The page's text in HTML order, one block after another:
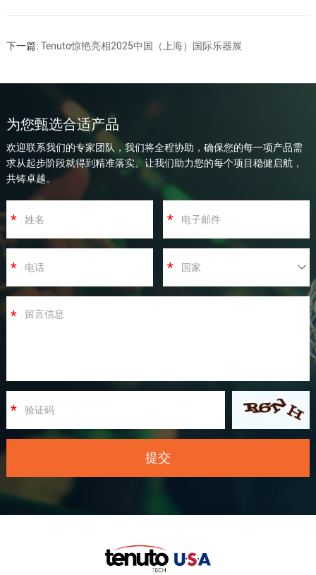
下一篇: Tenuto惊艳亮相2025中国（上海）国际乐器展
为您甄选合适产品
欢迎联系我们的专家团队，我们将全程协助，确保您的每一项产品需
求从起步阶段就得到精准落实。让我们助力您的每个项目稳健启航，
共铸卓越。